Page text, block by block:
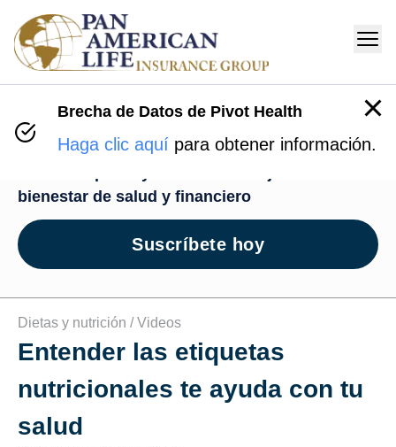
Centro de Bienestar
bienestar de salud y financiero
Suscríbete hoy
Dietas y nutrición /Videos
Entender las etiquetas
nutricionales te ayuda con tu
salud
Brecha de Datos de Pivot Health
Haga clic aquí para obtener información.